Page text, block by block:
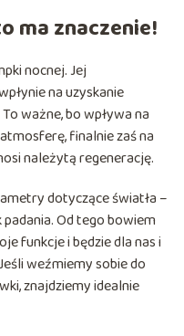
ma znaczenie!
nocnej. Jej
na uzyskanie
ważne, bo wpływa na
finalnie zaś na
należytą regenerację.
dotyczące światła –
Od tego bowiem
funkcje i będzie dla nas i
weźmiemy sobie do
znajdziemy idealnie